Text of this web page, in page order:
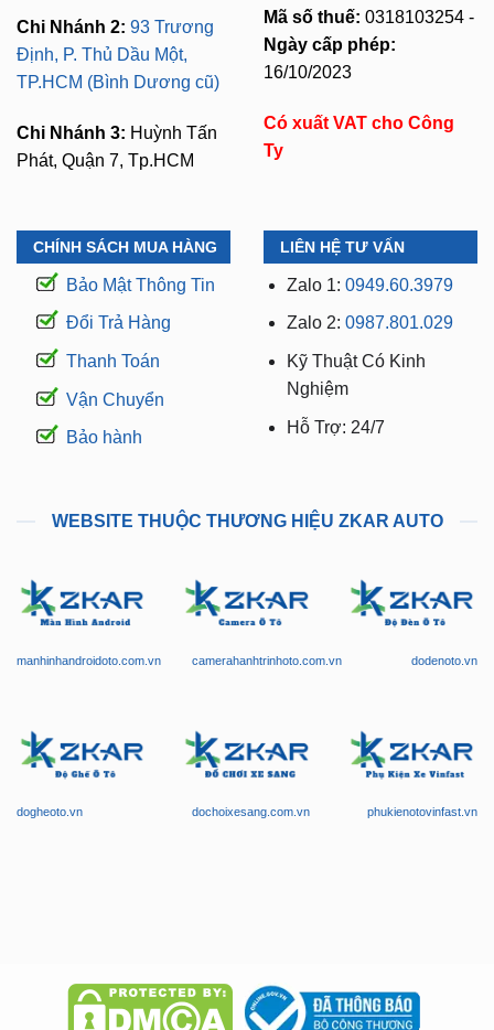
Chi Nhánh 2: 93 Trương
Định, P. Thủ Dầu Một,
TP.HCM (Bình Dương cũ)
Chi Nhánh 3: Huỳnh Tấn
Phát, Quận 7, Tp.HCM
Mã số thuế: 0318103254 -
Ngày cấp phép:
16/10/2023
Có xuất VAT cho Công
Ty
CHÍNH SÁCH MUA HÀNG
Bảo Mật Thông Tin
Đổi Trả Hàng
Thanh Toán
Vận Chuyển
Bảo hành
LIÊN HỆ TƯ VẤN
Zalo 1: 0949.60.3979
Zalo 2: 0987.801.029
Kỹ Thuật Có Kinh
Nghiệm
Hỗ Trợ: 24/7
WEBSITE THUỘC THƯƠNG HIỆU ZKAR AUTO
manhinhandroidoto.com.vn camerahanhtrinhoto.com.vn dodenoto.vn
dogheoto.vn dochoixesang.com.vn phukienotovinfast.vn